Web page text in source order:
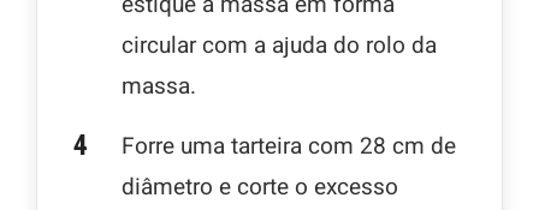
circular com a ajuda do rolo da
massa.
Forre uma tarteira com 28 cm de
diâmetro e corte o excesso